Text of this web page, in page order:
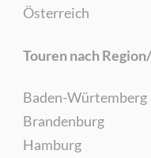
Österreich
Touren nach
Baden-Würtemberg
Brandenburg
Hamburg